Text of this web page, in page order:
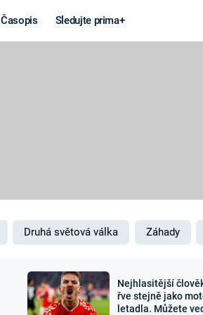
Časopis Sledujte prima+
MARS
Záhady a
Druhá světová válka Záhady
Nejhlasitější
řve stejně jako
letadla. Můžete